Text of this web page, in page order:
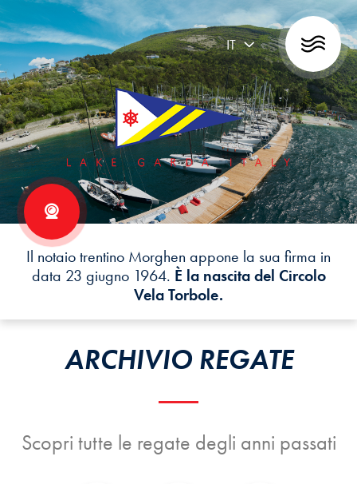
IT
Il notaio trentino Morghen appone la sua firma in
data 23 giugno 1964. È la nascita del Circolo
Vela Torbole.
ARCHIVIO REGATE
Scopri tutte le regate degli anni passati